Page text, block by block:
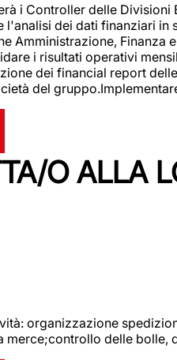
i Controller delle
dei dati finanziari
Amministrazione,
i risultati operativi
dei financial report
del
O ALLA
organizzazione
delle